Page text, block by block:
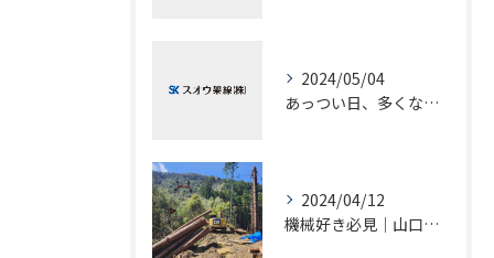
2024/05/04
あっつい日、多くなりましたね？！
2024/04/12
機械好き必見｜山口県での架線集材には当社の大型集材機を！